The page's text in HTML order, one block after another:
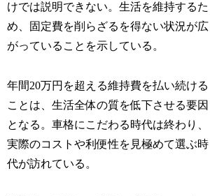
けでは説明できない。生活を維持するた
め、固定費を削らざるを得ない状況が広
がっていることを示している。
年間20万円を超える維持費を払い続ける
ことは、生活全体の質を低下させる要因
となる。車格にこだわる時代は終わり、
実際のコストや利便性を見極めて選ぶ時
代が訪れている。